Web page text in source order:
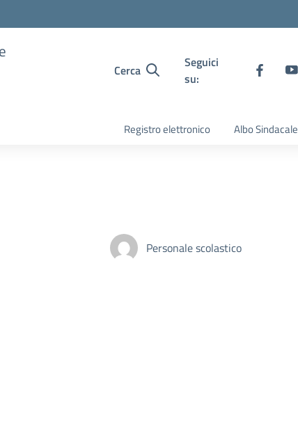
Cerca
Seguici
su:
Registro elettronico Albo Sindacale
Personale scolastico